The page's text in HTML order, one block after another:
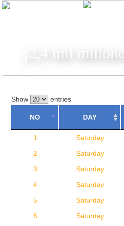
¡2,4 mil
Show entries
NO DAY
1 Saturday
2
Saturday
3
Saturday
4
Saturday
5
Saturday
6
Saturday